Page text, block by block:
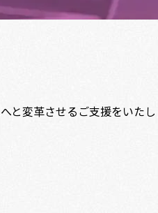
と変革させるご支援をいたし